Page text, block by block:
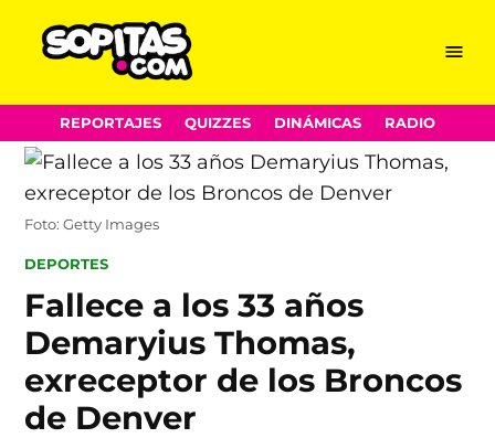
Skip
to
content
Menu
REPORTAJES QUIZZES DINÁMICAS RADIO
Foto: Getty Images
POSTED
DEPORTES
Fallece a los 33 años
Demaryius Thomas,
exreceptor de los Broncos
de Denver